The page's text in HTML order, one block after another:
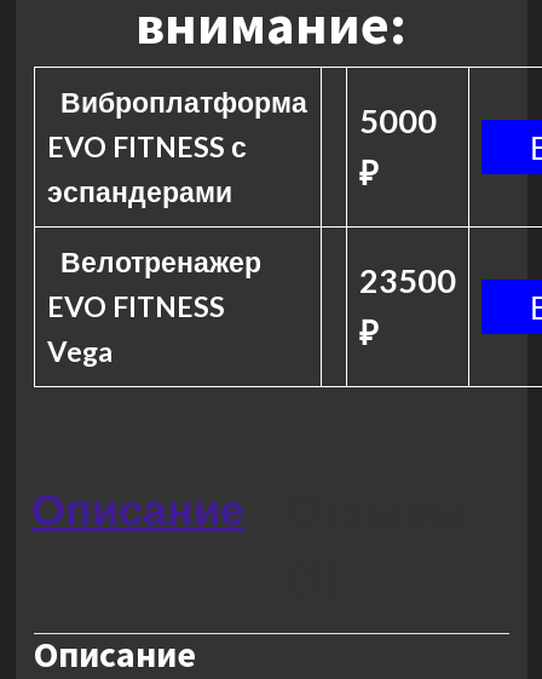
внимание:
Виброплатформа
EVO FITNESS с
эспандерами
5000
₽
Велотренажер
EVO FITNESS
Vega
23500
₽
Описание
Описание